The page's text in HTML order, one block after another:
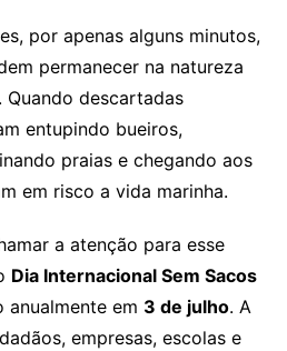
por apenas alguns minutos,
permanecer na natureza
Quando descartadas
entupindo bueiros,
praias e chegando aos
em risco a vida marinha.
a atenção para esse
Dia Internacional Sem Sacos
anualmente em 3 de julho. A
empresas, escolas e